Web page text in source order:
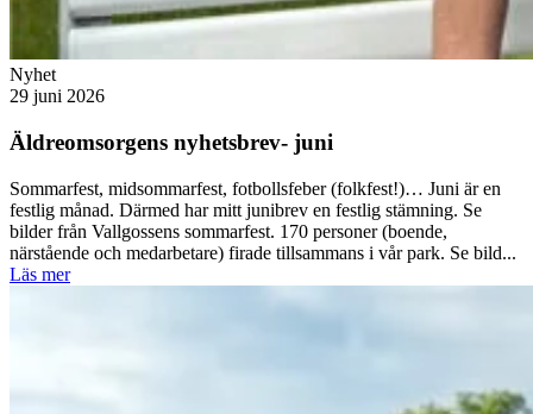
Nyhet
29 juni 2026
Äldreomsorgens nyhetsbrev- juni
Sommarfest, midsommarfest, fotbollsfeber (folkfest!)… Juni är en
festlig månad. Därmed har mitt junibrev en festlig stämning. Se
bilder från Vallgossens sommarfest. 170 personer (boende,
närstående och medarbetare) firade tillsammans i vår park. Se bild...
Läs mer